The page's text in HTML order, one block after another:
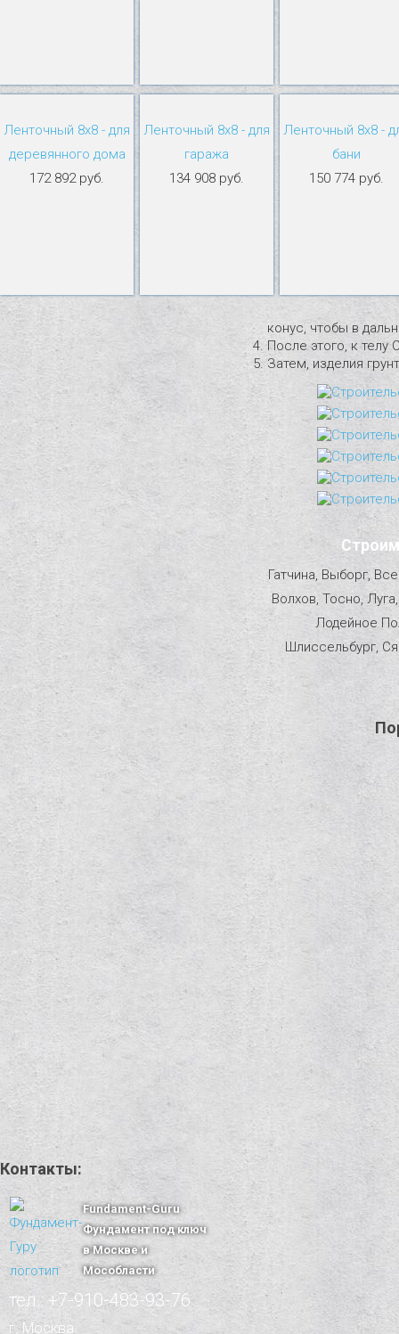
Ленточный 8х8 - для
деревянного дома
172 892 руб.
Ленточный 8х8 - для
гаража
134 908 руб.
Ленточный 8х8 -
бани
150 774 руб.
конус, чтобы в
После этого, к телу
Затем, изделия
Гатчина, Выборг,
Волхов, Тосно,
Лодейное
Шлиссельбург,
Контакты:
Fundament-Guru
Фундамент под ключ
в Москве и
Мособласти
тел.: +7-910-483-93-76
г. Москва